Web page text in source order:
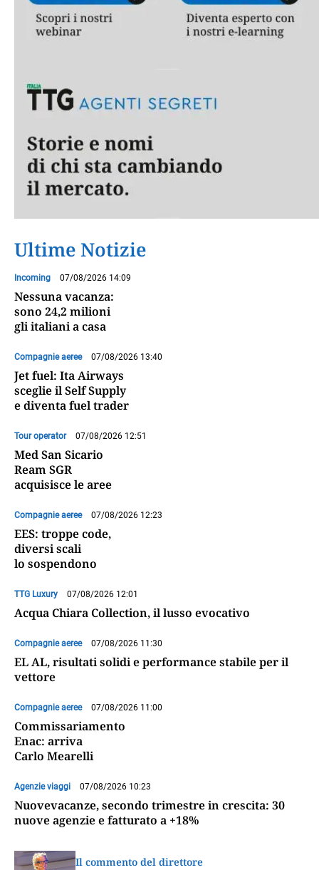
Ultime Notizie
Incoming 07/08/2026 14:09
Nessuna vacanza:
sono 24,2 milioni
gli italiani a casa
Compagnie aeree 07/08/2026 13:40
Jet fuel: Ita Airways
sceglie il Self Supply
e diventa fuel trader
Tour operator 07/08/2026 12:51
Med San Sicario
Ream SGR
acquisisce le aree
Compagnie aeree 07/08/2026 12:23
EES: troppe code,
diversi scali
lo sospendono
TTG Luxury 07/08/2026 12:01
Acqua Chiara Collection, il lusso evocativo
Compagnie aeree 07/08/2026 11:30
EL AL, risultati solidi e performance stabile per il
vettore
Compagnie aeree 07/08/2026 11:00
Commissariamento
Enac: arriva
Carlo Mearelli
Agenzie viaggi 07/08/2026 10:23
Nuovevacanze, secondo trimestre in crescita: 30
nuove agenzie e fatturato a +18%
Il commento del direttore